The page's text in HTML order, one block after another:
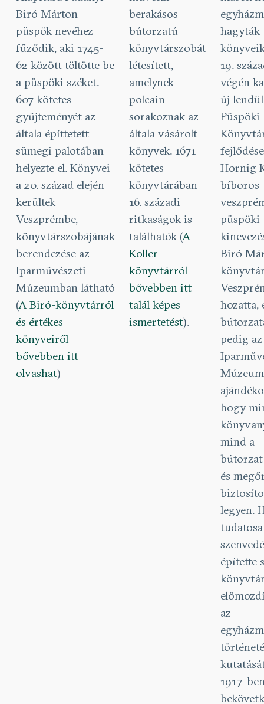
Biró Márton
püspök nevéhez
fűződik, aki 1745-
62 között töltötte be
a püspöki széket.
607 kötetes
gyűjteményét az
általa építtetett
sümegi palotában
helyezte el. Könyvei
a 20. század elején
kerültek
Veszprémbe,
könyvtárszobájának
berendezése az
Iparművészeti
Múzeumban látható
(A Biró-könyvtárról
és értékes
könyveiről
bővebben itt
olvashat)
berakásos
bútorzatú
könyvtárszobát
létesített,
amelynek
polcain
sorakoznak az
általa vásárolt
könyvek. 1671
kötetes
könyvtárában
16. századi
ritkaságok is
találhatók (A
Koller-
könyvtárról
bővebben itt
talál képes
ismertetést).
hagyták
19.
végén
új
Püspöki
fejlődése
Hornig
bíboros
püspöki
Biró
hozatta,
pedig az
hogy
mind a
és
legyen.
építette
az
1917-